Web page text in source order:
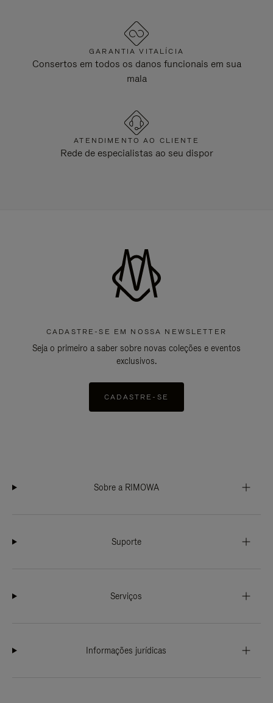
GARANTIA VITALÍCIA
Consertos em todos os danos funcionais em sua
mala
ATENDIMENTO AO CLIENTE
Rede de especialistas ao seu dispor
CADASTRE-SE EM NOSSA NEWSLETTER
Seja o primeiro a saber sobre novas coleções e eventos
exclusivos.
CADASTRE-SE
Sobre a RIMOWA
Suporte
Serviços
Informações jurídicas